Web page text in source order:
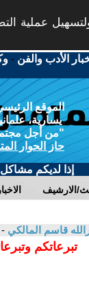
عملية
الأدب والفن -
الموقع
يسارية،
"من أجل
حاز الحوار
إذا لديكم
الاخبار الارشيف
قاسم المالكي
تبرعاتكم